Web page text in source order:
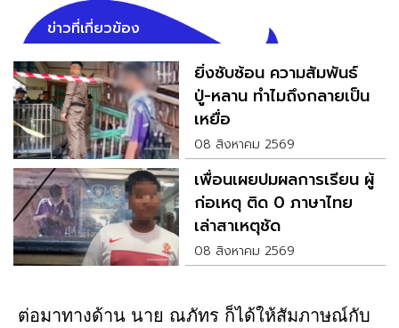
ข่าวที่เกี่ยวข้อง
ยิ่งซับซ้อน ความสัมพันธ์
ปู่-หลาน ทำไมถึงกลายเป็น
เหยื่อ
08 สิงหาคม 2569
เพื่อนเผยปมผลการเรียน ผู้
ก่อเหตุ ติด 0 ภาษาไทย
เล่าสาเหตุชัด
08 สิงหาคม 2569
ต่อมาทางด้าน นาย ณภัทร ก็ได้ให้สัมภาษณ์กับ